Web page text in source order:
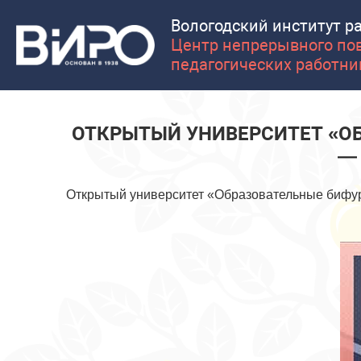
Вологодский институт
Центр непрерывного
педагогических
ОТКРЫТЫЙ УНИВЕРСИТЕТ
—
Открытый университет «Образовательные